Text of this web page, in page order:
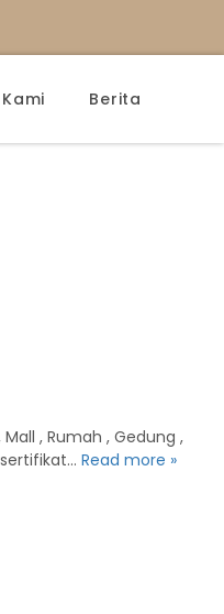
Berita
, Rumah , Gedung ,
Read more »